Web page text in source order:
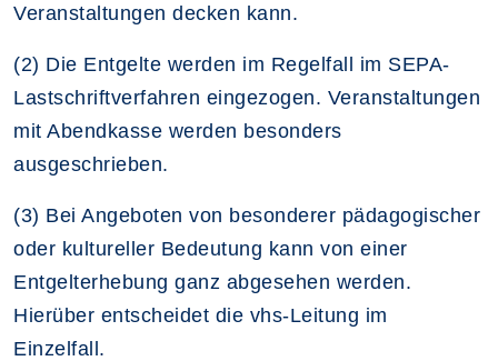
Veranstaltungen decken kann.
(2) Die Entgelte werden im Regelfall im SEPA-
Lastschriftverfahren eingezogen. Veranstaltungen
mit Abendkasse werden besonders
ausgeschrieben.
(3) Bei Angeboten von besonderer pädagogischer
oder kultureller Bedeutung kann von einer
Entgelterhebung ganz abgesehen werden.
Hierüber entscheidet die vhs-Leitung im
Einzelfall.